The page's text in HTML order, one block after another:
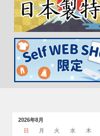
2026年8月
日
月 火 水 木